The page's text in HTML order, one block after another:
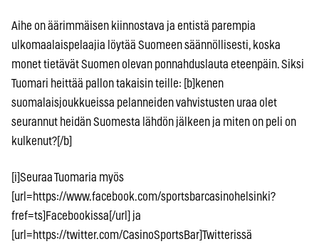
Aihe on äärimmäisen kiinnostava ja entistä parempia
ulkomaalaispelaajia löytää Suomeen säännöllisesti, koska
monet tietävät Suomen olevan ponnahduslauta eteenpäin. Siksi
Tuomari heittää pallon takaisin teille: [b]kenen
suomalaisjoukkueissa pelanneiden vahvistusten uraa olet
seurannut heidän Suomesta lähdön jälkeen ja miten on peli on
kulkenut?[/b]
[i]Seuraa Tuomaria myös
[url=https://www.facebook.com/sportsbarcasinohelsinki?
fref=ts]Facebookissa[/url] ja
[url=https://twitter.com/CasinoSportsBar]Twitterissä